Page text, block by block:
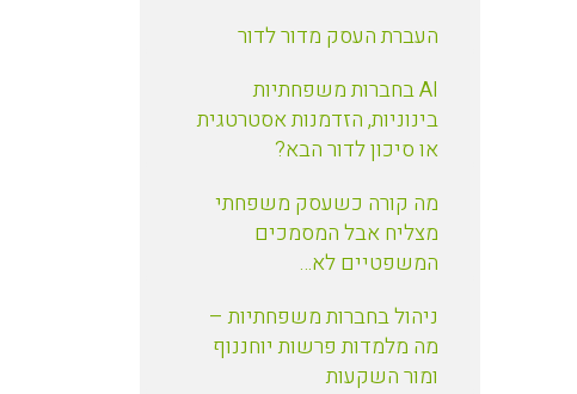
העברת העסק מדור לדור
AI בחברות משפחתיות
בינוניות, הזדמנות אסטרטגית
או סיכון לדור הבא?
מה קורה כשעסק משפחתי
מצליח אבל המסמכים
המשפטיים לא…
ניהול בחברות משפחתיות –
מה מלמדות פרשות יוחננוף
ומור השקעות